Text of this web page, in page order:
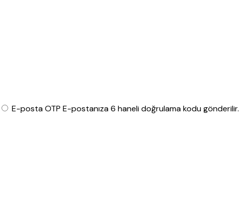
E-posta OTP E-postanıza 6 haneli doğrulama kodu gönderilir.